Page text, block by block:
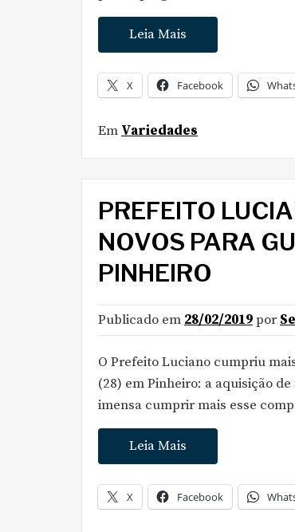
Leia Mais
X Facebook
Em Variedades
PREFEITO
NOVOS PARA
PINHEIRO
Publicado em 28/02/2019por
O Prefeito Luciano cumpriu
(28) em Pinheiro: a aquisição
imensa cumprir mais esse
Leia Mais
X Facebook